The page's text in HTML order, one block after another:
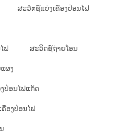
ສະວิตຊ໌ແບ່ງເຄື່ອງປ່ອນໄຟ
ຟ ສະວິດຊ໌ຖ່າຍໂອນ
ຜງ
ປ່ອນໄຟແກັດ
ອງປ່ອນໄຟ